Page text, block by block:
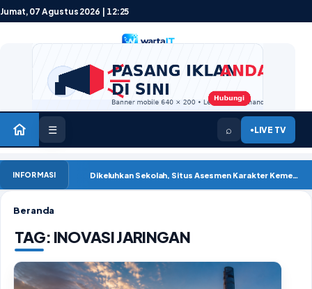
Lewati ke konten
Jumat, 07 Agustus 2026 | 12:25
☰ ⌕ ●LIVE TV
INFORMASI Dikeluhkan Sekolah, Situs Asesmen Karakter Kemendikdasmen Mengalami Gangguan ‘502 Bad Gatew
Beranda
TAG: INOVASI JARINGAN